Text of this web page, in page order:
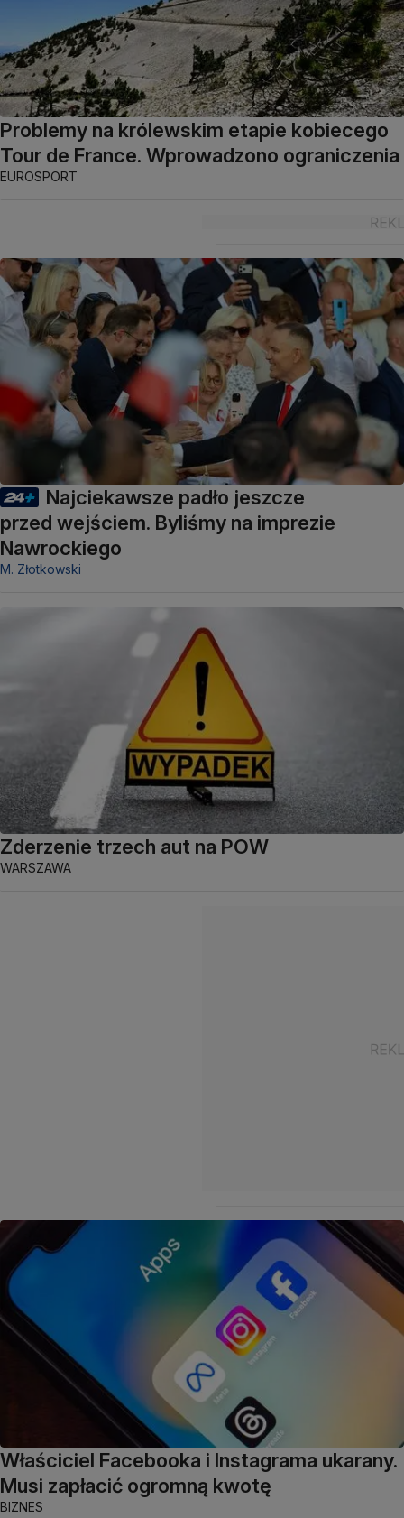
Problemy na królewskim etapie kobiecego
Tour de France. Wprowadzono ograniczenia
EUROSPORT
Najciekawsze padło jeszcze
przed wejściem. Byliśmy na imprezie
Nawrockiego
M. Złotkowski
Zderzenie trzech aut na POW
WARSZAWA
Właściciel Facebooka i Instagrama ukarany.
Musi zapłacić ogromną kwotę
BIZNES